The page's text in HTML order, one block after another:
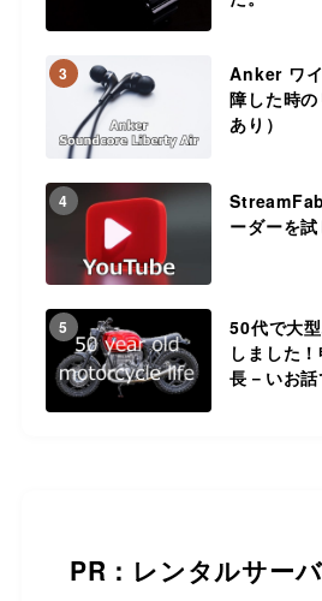
3
Anker ワ
障した時
あり）
4
ーダーを試
5
50代で大
しました
長－いお話
PR：レンタルサー